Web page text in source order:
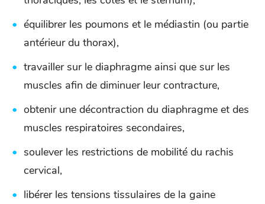
équilibrer les poumons et le médiastin (ou partie
antérieur du thorax),
travailler sur le diaphragme ainsi que sur les
muscles afin de diminuer leur contracture,
obtenir une décontraction du diaphragme et des
muscles respiratoires secondaires,
soulever les restrictions de mobilité du rachis
cervical,
libérer les tensions tissulaires de la gaine